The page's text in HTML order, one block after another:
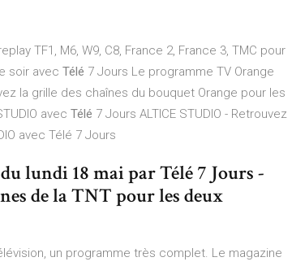
TF1, M6, W9, C8, France 2, France 3, TMC pour
soir avec Télé 7 Jours Le programme TV Orange
la grille des chaînes du bouquet Orange pour les
avec Télé 7 Jours ALTICE STUDIO - Retrouvez
avec Télé 7 Jours
lundi 18 mai par Télé 7 Jours -
de la TNT pour les deux
un programme très complet. Le magazine